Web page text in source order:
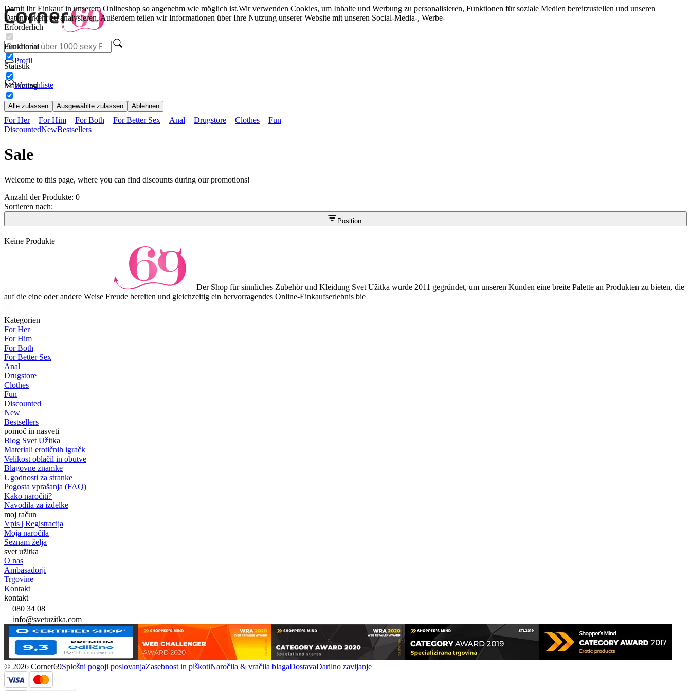
Damit Ihr Einkauf in unserem Onlineshop so angenehm wie möglich ist.Wir verwenden Cookies, um Inhalte und Werbung zu personalisieren, Funktionen für soziale Medien bereitzustellen und unseren
Datenverkehr zu analysieren. Außerdem teilen wir Informationen über Ihre Nutzung unserer Website mit unseren Social-Media-, Werbe-
Erforderlich
Funktional
Statistik
Marketing
Alle zulassen Ausgewählte zulassen Ablehnen
Profil
Wunschliste
For Her For Him For Both For Better Sex Anal Drugstore Clothes
Fun
DiscountedNewBestsellers
Sale
Welcome to this page, where you can find discounts during our promotions!
Anzahl der Produkte: 0
Sortieren nach:
Position
Keine Produkte
Der Shop für sinnliches Zubehör und Kleidung Svet Užitka wurde 2011 gegründet, um unseren Kunden eine breite Palette an Produkten zu bieten, die
auf die eine oder andere Weise Freude bereiten und gleichzeitig ein hervorragendes Online-Einkaufserlebnis bie
Kategorien
For Her
For Him
For Both
For Better Sex
Anal
Drugstore
Clothes
Fun
Discounted
New
Bestsellers
pomoč in nasveti
Blog Svet Užitka
Materiali erotičnih igračk
Velikost oblačil in obutve
Blagovne znamke
Ugodnosti za stranke
Pogosta vprašanja (FAQ)
Kako naročiti?
Navodila za izdelke
moj račun
Vpis | Registracija
Moja naročila
Seznam želja
svet užitka
O nas
Ambasadorji
Trgovine
Kontakt
kontakt
080 34 08
info@svetuzitka.com
© 2026 Corner69Splošni pogoji poslovanjaZasebnost in piškotiNaročila & vračila blagaDostavaDarilno zavijanje